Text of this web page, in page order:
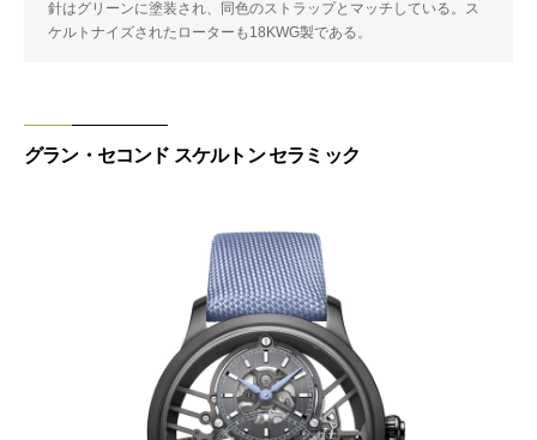
針はグリーンに塗装され、同色のストラップとマッチしている。ス
ケルトナイズされたローターも18KWG製である。
グラン・セコンド スケルトン セラミック